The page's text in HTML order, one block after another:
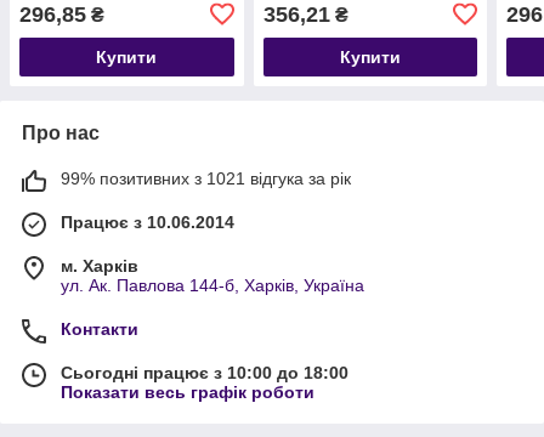
296,85 ₴
Купити
356,21₴
Купити
Про нас
99% позитивних з 1021 відгука за рік
Працює з 10.06.2014
м. Харків
ул. Ак. Павлова 144-б, Харків, Україна
Контакти
Сьогодні працює з 10:00 до 18:00
Показати весь графік роботи